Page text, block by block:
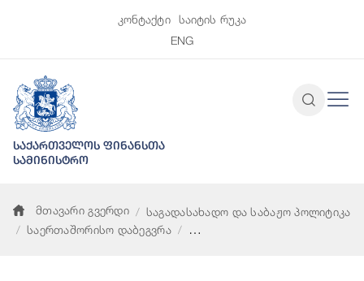
კონტაქტი
საიტის რუკა
ENG
საქართველოს ფინანსთა
სამინისტრო
მთავარი გვერდი
საგადასახადო და საბაჟო პოლიტიკა
საერთაშორისო დაბეგვრა